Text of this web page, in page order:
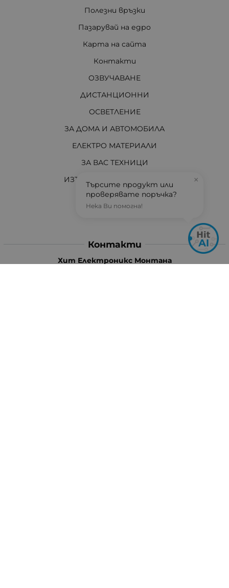
Полезни връзки
Пазарувай на едро
Карта на сайта
Контакти
ОЗВУЧАВАНЕ
ДИСТАНЦИОННИ
ОСВЕТЛЕНИЕ
ЗА ДОМА И АВТОМОБИЛА
ЕЛЕКТРО МАТЕРИАЛИ
ЗА ВАС ТЕХНИЦИ
ИЗТОЧНИЦИ НА ЕНЕРГИЯ
И ОЩЕ...
Контакти
Хит Електроникс Монтана
×
Търсите продукт или
проверявате поръчка?
Нека Ви помогна!